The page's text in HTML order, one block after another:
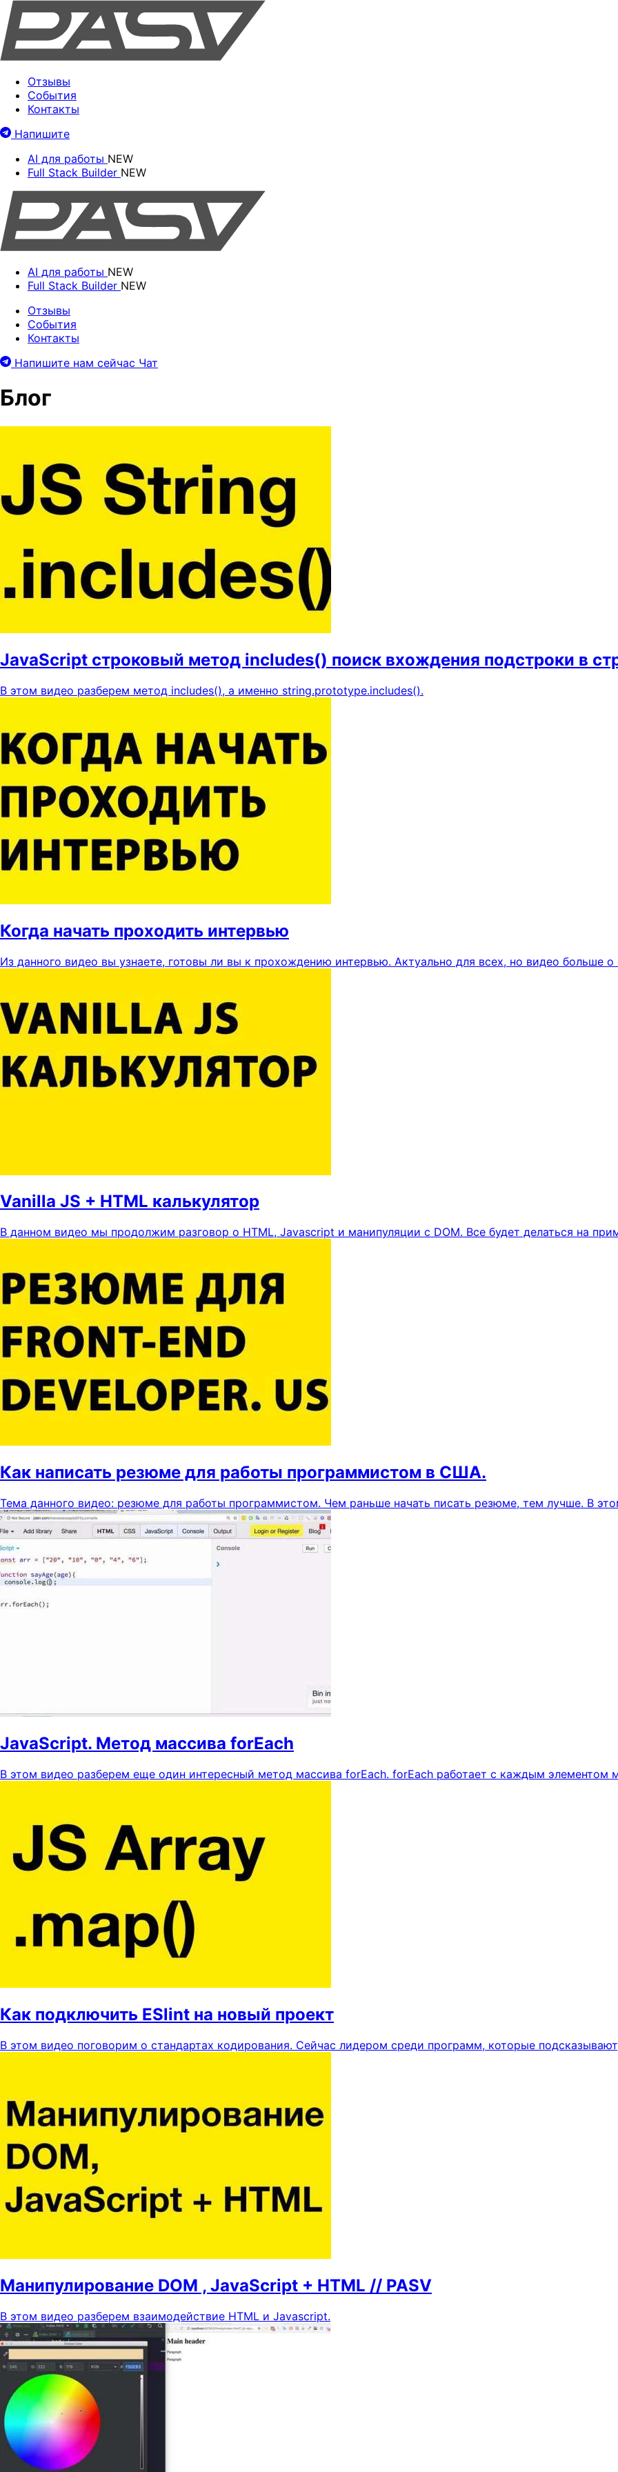
Отзывы
События
Контакты
Напишите
AI для работы NEW
Full Stack Builder NEW
AI для работы NEW
Full Stack Builder NEW
Отзывы
События
Контакты
Напишите нам сейчас Чат
Блог
JavaScript строковый метод includes() поиск вхождения подстроки в
В этом видео разберем метод includes(), а именно string.prototype.includes().
Когда начать проходить интервью
Из данного видео вы узнаете, готовы ли вы к прохождению интервью. Актуально для всех, но видео больше
Vanilla JS + HTML калькулятор
В данном видео мы продолжим разговор о HTML, Javascript и манипуляции с DOM. Все будет делаться на
Как написать резюме для работы программистом в США.
Тема данного видео: резюме для работы программистом. Чем раньше начать писать резюме, тем лучше. В
JavaScript. Метод массива forEach
В этом видео разберем еще один интересный метод массива forEach. forEach работает с каждым элементом
Как подключить ESlint на новый проект
В этом видео поговорим о стандартах кодирования. Сейчас лидером среди программ, которые
Манипулирование DOM , JavaScript + HTML // PASV
В этом видео разберем взаимодействие HTML и Javascript.